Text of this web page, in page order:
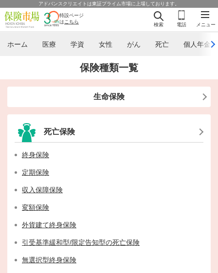
アドバンスクリエイトは東証プライム市場に上場しております。
メニュー
検索
特設ページ
は こちら
電話
ホーム 医療 学資 女性 がん 死亡 個人年金
保険種類一覧
生命保険
死亡保険
終身保険
定期保険
収入保障保険
変額保険
外貨建て終身保険
引受基準緩和型/限定告知型の死亡保険
無選択型終身保険